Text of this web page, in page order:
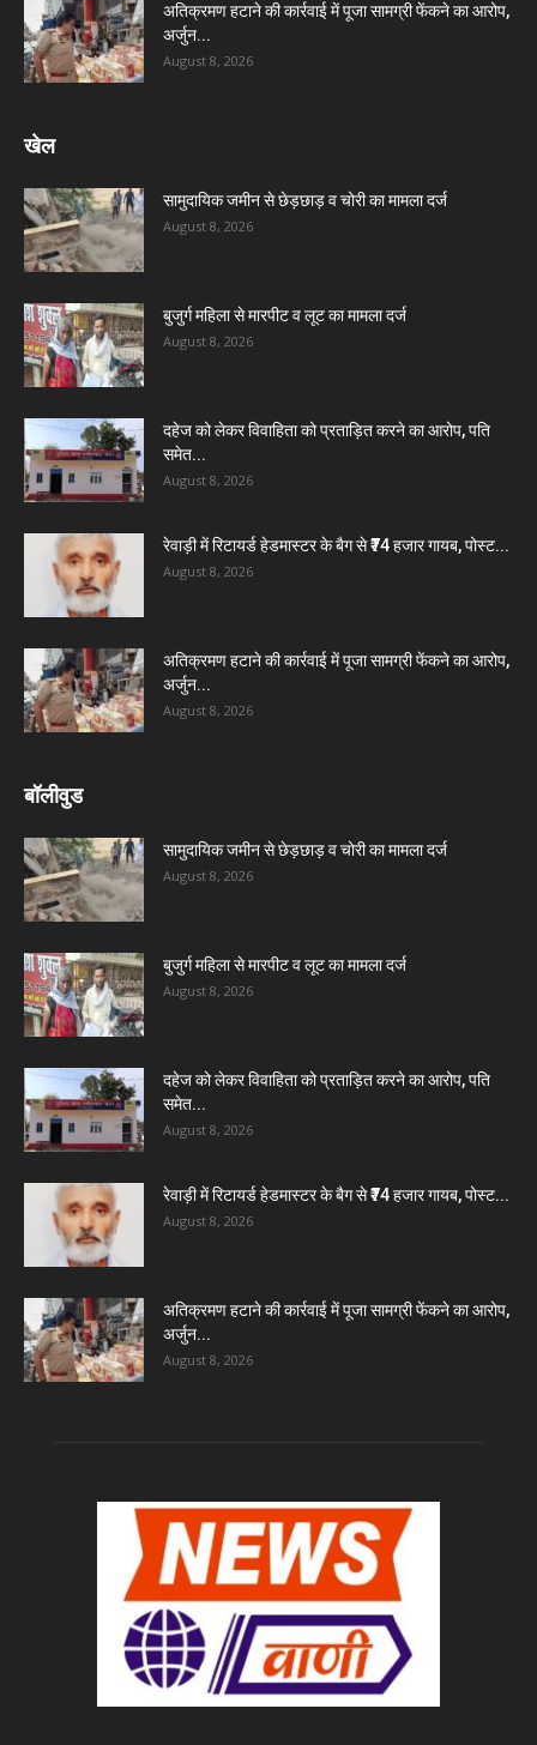
अतिक्रमण हटाने की कार्रवाई में पूजा सामग्री फेंकने का आरोप,
अर्जुन...
August 8, 2026
खेल
सामुदायिक जमीन से छेड़छाड़ व चोरी का मामला दर्ज
August 8, 2026
बुजुर्ग महिला से मारपीट व लूट का मामला दर्ज
August 8, 2026
दहेज को लेकर विवाहिता को प्रताड़ित करने का आरोप, पति
समेत...
August 8, 2026
रेवाड़ी में रिटायर्ड हेडमास्टर के बैग से ₹74 हजार गायब, पोस्ट...
August 8, 2026
अतिक्रमण हटाने की कार्रवाई में पूजा सामग्री फेंकने का आरोप,
अर्जुन...
August 8, 2026
बॉलीवुड
सामुदायिक जमीन से छेड़छाड़ व चोरी का मामला दर्ज
August 8, 2026
बुजुर्ग महिला से मारपीट व लूट का मामला दर्ज
August 8, 2026
दहेज को लेकर विवाहिता को प्रताड़ित करने का आरोप, पति
समेत...
August 8, 2026
रेवाड़ी में रिटायर्ड हेडमास्टर के बैग से ₹74 हजार गायब, पोस्ट...
August 8, 2026
अतिक्रमण हटाने की कार्रवाई में पूजा सामग्री फेंकने का आरोप,
अर्जुन...
August 8, 2026